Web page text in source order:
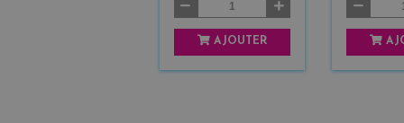
AJOUTER